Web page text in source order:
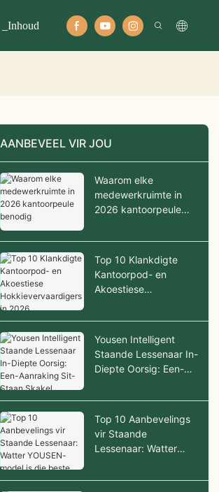
_Inhoud
AANBEVEEL VIR JOU
Waarom elke
medewerkruimte in
2026 kantoorpeule
Top 10 Klankdigte
Kantoorpod- en
Akoestiese
in 2026
Yousen Intelligent
Staande Lessenaar In-
Diepte Oorsig: Een-
Skakel
Top 10 Aanbevelings
vir Staande
Lessenaar: Watter
beste koop?